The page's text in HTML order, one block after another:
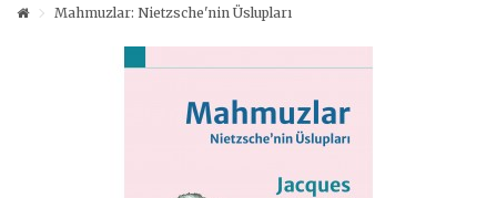
Mahmuzlar: Nietzsche'nin Üslupları